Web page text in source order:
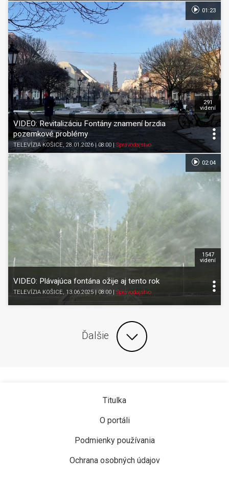
VIDEO: Revitalizáciu Fontány znamení brzdia
pozemkové problémy
TELEVÍZIA KOŠICE, 28.01.2026 | 08:00 Spravodajstvo
291
videní
01:23
VIDEO: Plávajúca fontána ožije aj tento rok
TELEVÍZIA KOŠICE, 13.06.2025 | 08:00 Spravodajstvo
1547
videní
02:04
Ďalšie
Titulka
O portáli
Podmienky používania
Ochrana osobných údajov